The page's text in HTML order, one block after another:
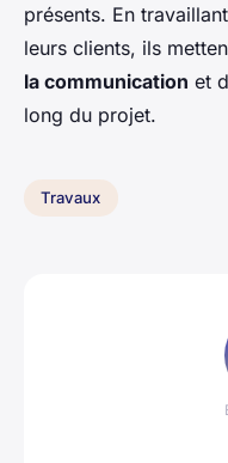
présents. En
leurs clients, ils
la communication et
long du projet.
Travaux